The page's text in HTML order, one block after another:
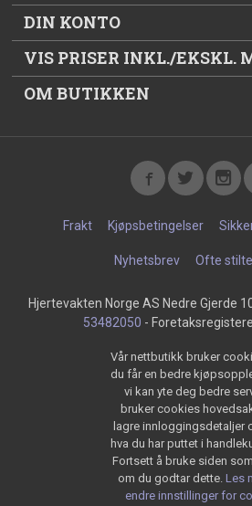
DIN KONTO
VIS PRISER INKL./EKSKL.
OM BUTIKKEN
Frakt Kjøpsbetingelser
Nyhetsbrev Ofte
Hjertevakten Norge AS Nedre Gjerde
53482050 -
Vår nettbutikk bruker
du får en bedre
vi kan yte deg bedre
bruker cookies
lagre innloggingsdetaljer
hva du har puttet i
Fortsett å bruke siden
om du godtar dette. Les
endre innstillinger for